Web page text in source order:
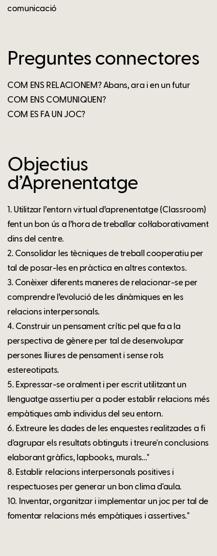
comunicació
Preguntes connectores
COM ENS RELACIONEM? Abans, ara i en un futur
COM ENS COMUNIQUEN?
COM ES FA UN JOC?
Objectius
d’Aprenentatge
1. Utilitzar l’entorn virtual d’aprenentatge (Classroom)
fent un bon ús a l’hora de treballar col·laborativament
dins del centre.
2. Consolidar les tècniques de treball cooperatiu per
tal de posar-les en pràctica en altres contextos.
3. Conèixer diferents maneres de relacionar-se per
comprendre l’evolució de les dinàmiques en les
relacions interpersonals.
4. Construir un pensament crític pel que fa a la
perspectiva de gènere per tal de desenvolupar
persones lliures de pensament i sense rols
estereotipats.
5. Expressar-se oralment i per escrit utilitzant un
llenguatge assertiu per a poder establir relacions més
empàtiques amb individus del seu entorn.
6. Extreure les dades de les enquestes realitzades a fi
d'agrupar els resultats obtinguts i treure'n conclusions
elaborant gràfics, lapbooks, murals..."
8. Establir relacions interpersonals positives i
respectuoses per generar un bon clima d'aula.
10. Inventar, organitzar i implementar un joc per tal de
fomentar relacions més empàtiques i assertives."